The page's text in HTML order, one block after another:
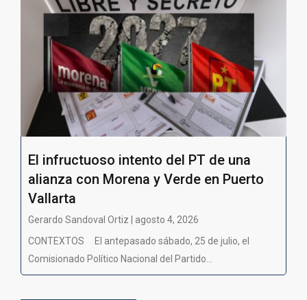
El infructuoso intento del PT de una
alianza con Morena y Verde en Puerto
Vallarta
Gerardo Sandoval Ortiz | agosto 4, 2026
CONTEXTOS El antepasado sábado, 25 de julio, el
Comisionado Político Nacional del Partido...